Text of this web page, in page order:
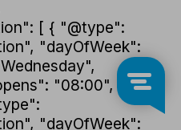
[ { "@type":
"dayOfWeek":
"08:00",
"dayOfWeek":